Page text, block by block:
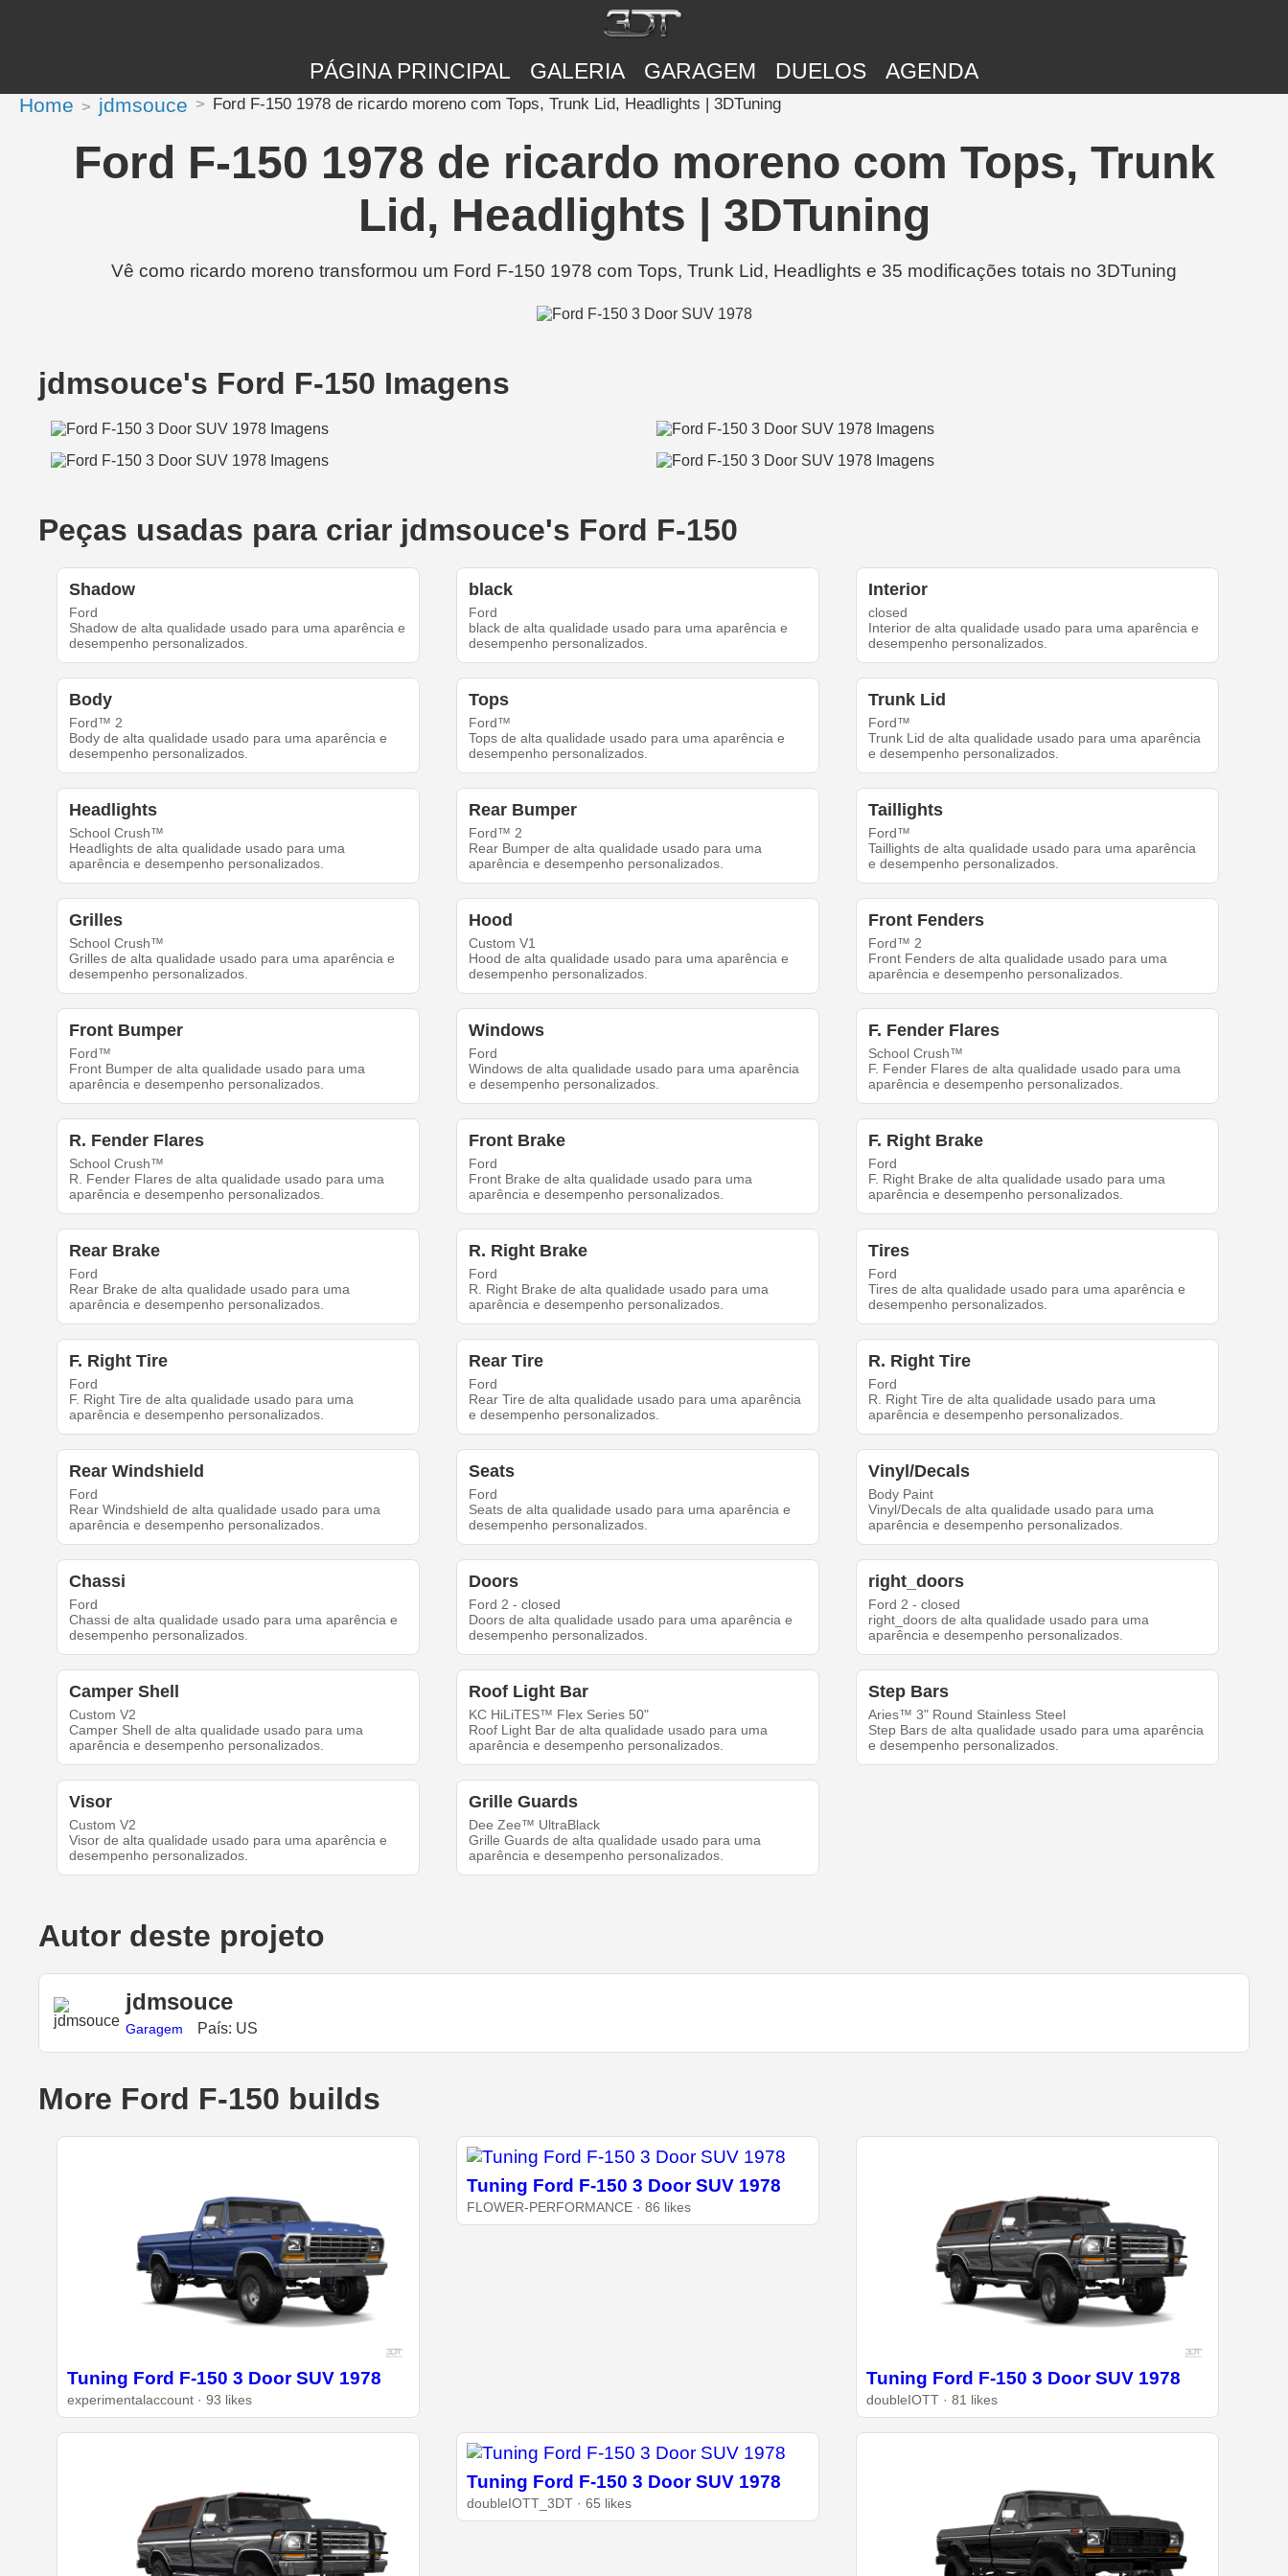
PÁGINA PRINCIPAL GALERIA GARAGEM DUELOS AGENDA
Home jdmsouce Ford F-150 1978 de ricardo moreno com Tops, Trunk Lid, Headlights | 3DTuning
Ford F-150 1978 de ricardo moreno com Tops, Trunk
Lid, Headlights | 3DTuning
Vê como ricardo moreno transformou um Ford F-150 1978 com Tops, Trunk Lid, Headlights e 35 modificações totais no 3DTuning
jdmsouce's Ford F-150 Imagens
Peças usadas para criar jdmsouce's Ford F-150
Shadow
Ford
Shadow de alta qualidade usado para uma aparência e
desempenho personalizados.
black
Ford
black de alta qualidade usado para uma aparência e
desempenho personalizados.
Interior
closed
Interior de alta qualidade usado para uma aparência e
desempenho personalizados.
Body
Ford™ 2
Body de alta qualidade usado para uma aparência e
desempenho personalizados.
Tops
Ford™
Tops de alta qualidade usado para uma aparência e
desempenho personalizados.
Trunk Lid
Ford™
Trunk Lid de alta qualidade usado para uma aparência
e desempenho personalizados.
Headlights
School Crush™
Headlights de alta qualidade usado para uma
aparência e desempenho personalizados.
Rear Bumper
Ford™ 2
Rear Bumper de alta qualidade usado para uma
aparência e desempenho personalizados.
Taillights
Ford™
Taillights de alta qualidade usado para uma aparência
e desempenho personalizados.
Grilles
School Crush™
Grilles de alta qualidade usado para uma aparência e
desempenho personalizados.
Hood
Custom V1
Hood de alta qualidade usado para uma aparência e
desempenho personalizados.
Front Fenders
Ford™ 2
Front Fenders de alta qualidade usado para uma
aparência e desempenho personalizados.
Front Bumper
Ford™
Front Bumper de alta qualidade usado para uma
aparência e desempenho personalizados.
Windows
Ford
Windows de alta qualidade usado para uma aparência
e desempenho personalizados.
F. Fender Flares
School Crush™
F. Fender Flares de alta qualidade usado para uma
aparência e desempenho personalizados.
R. Fender Flares
School Crush™
R. Fender Flares de alta qualidade usado para uma
aparência e desempenho personalizados.
Front Brake
Ford
Front Brake de alta qualidade usado para uma
aparência e desempenho personalizados.
F. Right Brake
Ford
F. Right Brake de alta qualidade usado para uma
aparência e desempenho personalizados.
Rear Brake
Ford
Rear Brake de alta qualidade usado para uma
aparência e desempenho personalizados.
R. Right Brake
Ford
R. Right Brake de alta qualidade usado para uma
aparência e desempenho personalizados.
Tires
Ford
Tires de alta qualidade usado para uma aparência e
desempenho personalizados.
F. Right Tire
Ford
F. Right Tire de alta qualidade usado para uma
aparência e desempenho personalizados.
Rear Tire
Ford
Rear Tire de alta qualidade usado para uma aparência
e desempenho personalizados.
R. Right Tire
Ford
R. Right Tire de alta qualidade usado para uma
aparência e desempenho personalizados.
Rear Windshield
Ford
Rear Windshield de alta qualidade usado para uma
aparência e desempenho personalizados.
Seats
Ford
Seats de alta qualidade usado para uma aparência e
desempenho personalizados.
Vinyl/Decals
Body Paint
Vinyl/Decals de alta qualidade usado para uma
aparência e desempenho personalizados.
Chassi
Ford
Chassi de alta qualidade usado para uma aparência e
desempenho personalizados.
Doors
Ford 2 - closed
Doors de alta qualidade usado para uma aparência e
desempenho personalizados.
right_doors
Ford 2 - closed
right_doors de alta qualidade usado para uma
aparência e desempenho personalizados.
Camper Shell
Custom V2
Camper Shell de alta qualidade usado para uma
aparência e desempenho personalizados.
Roof Light Bar
KC HiLiTES™ Flex Series 50"
Roof Light Bar de alta qualidade usado para uma
aparência e desempenho personalizados.
Step Bars
Aries™ 3" Round Stainless Steel
Step Bars de alta qualidade usado para uma aparência
e desempenho personalizados.
Visor
Custom V2
Visor de alta qualidade usado para uma aparência e
desempenho personalizados.
Grille Guards
Dee Zee™ UltraBlack
Grille Guards de alta qualidade usado para uma
aparência e desempenho personalizados.
Autor deste projeto
jdmsouce
Garagem País: US
More Ford F-150 builds
Tuning Ford F-150 3 Door SUV 1978
experimentalaccount · 93 likes
Tuning Ford F-150 3 Door SUV 1978
FLOWER-PERFORMANCE · 86 likes
Tuning Ford F-150 3 Door SUV 1978
doubleIOTT · 81 likes
Tuning Ford F-150 3 Door SUV 1978
doubleIOTT_3DT · 65 likes